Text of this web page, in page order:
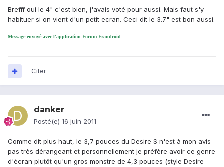
Brefff oui le 4" c'est bien, j'avais voté pour aussi. Mais faut s'y
habituer si on vient d'un petit ecran. Ceci dit le 3.7" est bon aussi.
Message envoyé avec l'application Forum Frandroid
Citer
danker
Posté(e) 16 juin 2011
Comme dit plus haut, le 3,7 pouces du Desire S n'est à mon avis
pas très dérangeant et personnellement je préfère avoir ce genre
d'écran plutôt qu'un gros monstre de 4,3 pouces (style Desire